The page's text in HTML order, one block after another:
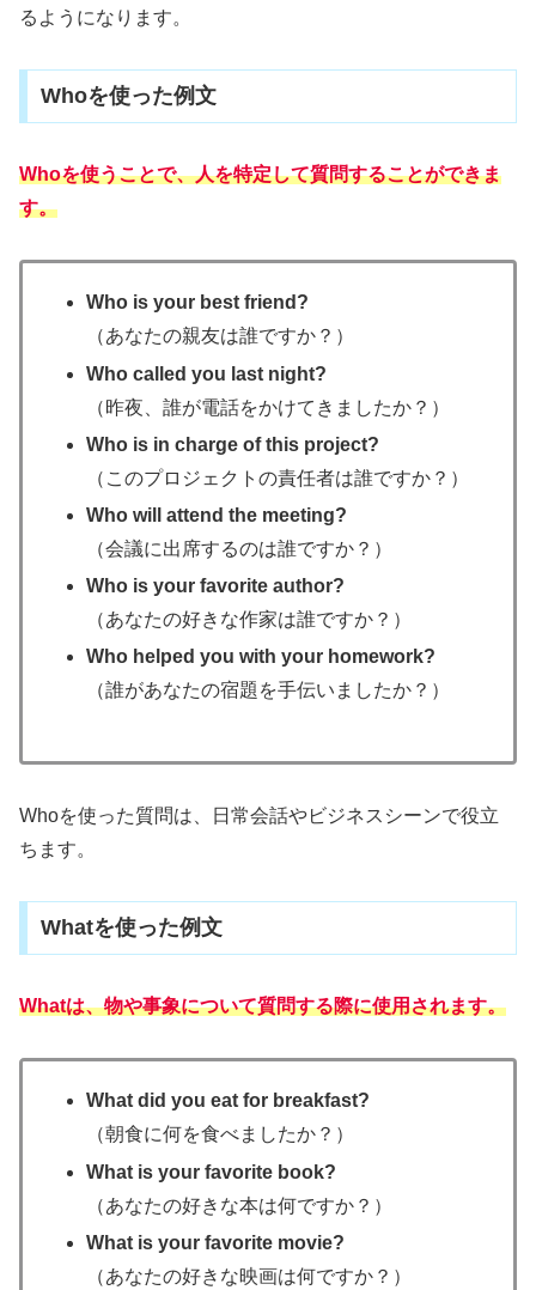
るようになります。
Whoを使った例文
Whoを使うことで、人を特定して質問することができま
す。
Who is your best friend?
（あなたの親友は誰ですか？）
Who called you last night?
（昨夜、誰が電話をかけてきましたか？）
Who is in charge of this project?
（このプロジェクトの責任者は誰ですか？）
Who will attend the meeting?
（会議に出席するのは誰ですか？）
Who is your favorite author?
（あなたの好きな作家は誰ですか？）
Who helped you with your homework?
（誰があなたの宿題を手伝いましたか？）
Whoを使った質問は、日常会話やビジネスシーンで役立
ちます。
Whatを使った例文
Whatは、物や事象について質問する際に使用されます。
What did you eat for breakfast?
（朝食に何を食べましたか？）
What is your favorite book?
（あなたの好きな本は何ですか？）
What is your favorite movie?
（あなたの好きな映画は何ですか？）